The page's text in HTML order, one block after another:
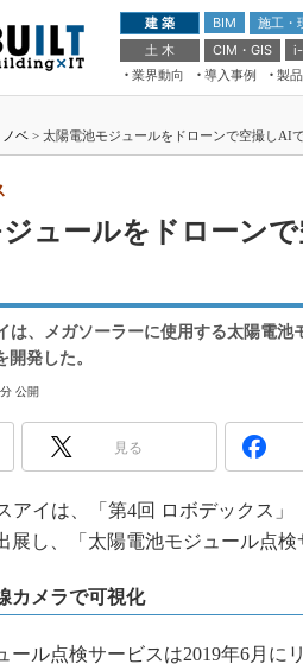
建 築 BIM 施工・
土 木
CIM・GIS
業界動向
導入事例 製
ドローンがもたら
ムチェンジ” Ver.2.0
“Society5.0”時代の
第8
築・
メン
ノベ > 太陽電池モジュールをドローンで空撮しAI
ュールをドローン
は、メガソーラーに使用する太陽電
発した。
公開
見る
イは、「第4回 ロボデックス」
展し、「太陽電池モジュール点検
カメラで可視化
ル点検サービスは2019年6月に